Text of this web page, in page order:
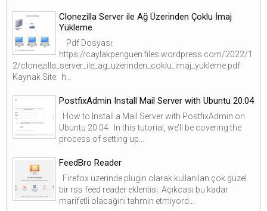
Clonezilla Server ile Ağ Üzerinden Çoklu İmaj
Yükleme
Pdf Dosyası:
https://caylakpenguen.files.wordpress.com/2022/1
2/clonezilla_server_ile_ag_uzerinden_coklu_imaj_yukleme.pdf
Kaynak Site: h...
PostfixAdmin Install Mail Server with Ubuntu 20.04
How to Install a Mail Server with PostfixAdmin on
Ubuntu 20.04 In this tutorial, we’ll be covering the
process of setting up...
FeedBro Reader
Firefox üzerinde plugin olarak kullanılan çok güzel
bir rss feed reader eklentisi. Açıkcası bu kadar
marifetli olacağını tahmin etmiyord...